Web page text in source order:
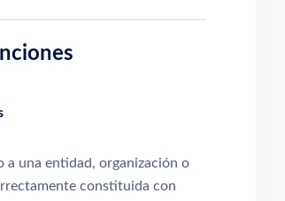
una entidad, organización o
constituida con